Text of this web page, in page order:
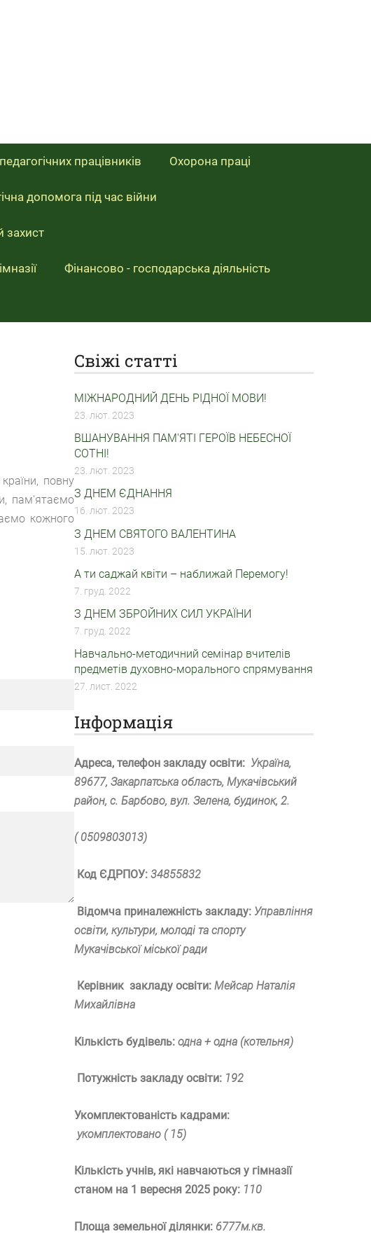
працівників Охорона праці
допомога під час війни
захист
Фінансово - господарська діяльність
Свіжі статті
МІЖНАРОДНИЙ ДЕНЬ РІДНОЇ МОВИ!
23. лют. 2023
ВШАНУВАННЯ ПАМ'ЯТІ ГЕРОЇВ НЕБЕСНОЇ
СОТНІ!
23. лют. 2023
З ДНЕМ ЄДНАННЯ
16. лют. 2023
З ДНЕМ СВЯТОГО ВАЛЕНТИНА
15. лют. 2023
А ти саджай квіти – наближай Перемогу!
7. груд. 2022
З ДНЕМ ЗБРОЙНИХ СИЛ УКРАЇНИ
7. груд. 2022
Навчально-методичний семінар вчителів
предметів духовно-морального спрямування
27. лист. 2022
Інформація
Адреса, телефон закладу освіти: Україна,
89677, Закарпатська область, Мукачівський
район, с. Барбово, вул. Зелена, будинок, 2.
( 0509803013)
Код ЄДРПОУ: 34855832
Відомча приналежність закладу:Управління
освіти, культури, молоді та спорту
Мукачівської міської ради
Керівник закладу освіти: Мейсар Наталія
Михайлівна
Кількість будівель: одна + одна (котельня)
Потужність закладу освіти: 192
Укомплектованість кадрами:
укомплектовано ( 15)
Кількість учнів, які навчаються у гімназії
станом на 1 вересня 2025 року: 110
Площа земельної ділянки: 6777м.кв.
повну
пам'ятаємо
кожного